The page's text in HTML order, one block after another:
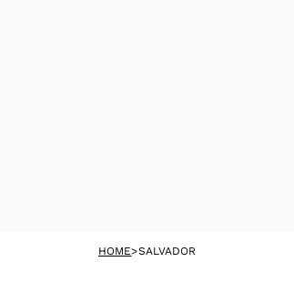
HOME>SALVADOR